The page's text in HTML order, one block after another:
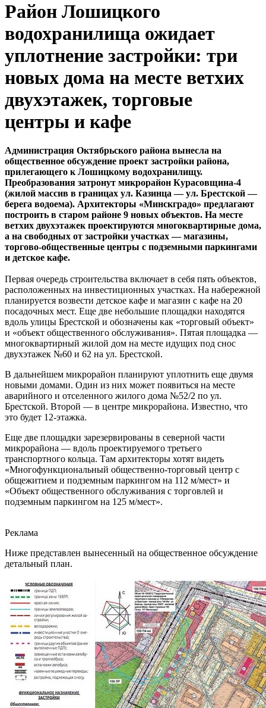
Район Лошицкого
водохранилища ожидает
уплотнение застройки: три
новых дома на месте ветхих
двухэтажек, торговые
центры и кафе
Администрация Октябрьского района вынесла на
общественное обсуждение проект застройки района,
прилегающего к Лошицкому водохранилищу.
Преобразования затронут микрорайон Курасовщина-4
(жилой массив в границах ул. Казинца — ул. Брестской —
берега водоема). Архитекторы «Минскградо» предлагают
построить в старом районе 9 новых объектов. На месте
ветхих двухэтажек проектируются многоквартирные дома,
а на свободных от застройки участках — магазины,
торгово-общественные центры с подземными паркингами
и детское кафе.
Первая очередь строительства включает в себя пять объектов,
расположенных на инвестиционных участках. На набережной
планируется возвести детское кафе и магазин с кафе на 20
посадочных мест. Еще две небольшие площадки находятся
вдоль улицы Брестской и обозначены как «торговый объект»
и «объект общественного обслуживания». Пятая площадка —
многоквартирный жилой дом на месте идущих под снос
двухэтажек №60 и 62 на ул. Брестской.
В дальнейшем микрорайон планируют уплотнить еще двумя
новыми домами. Один из них может появиться на месте
аварийного и отселенного жилого дома №52/2 по ул.
Брестской. Второй — в центре микрорайона. Известно, что
это будет 12-этажка.
Еще две площадки зарезервированы в северной части
микрорайона — вдоль проектируемого третьего
транспортного кольца. Там архитекторы хотят видеть
«Многофункциональный общественно-торговый центр с
общежитием и подземным паркингом на 112 м/мест» и
«Объект общественного обслуживания с торговлей и
подземным паркингом на 125 м/мест».
Реклама
Ниже представлен вынесенный на общественное обсуждение
детальный план.